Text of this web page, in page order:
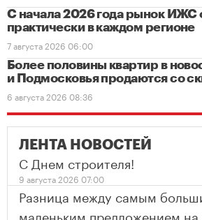
С начала 2026 года рынок ИЖС
практически в каждом регионе
7 августа 2026 06:00
Более половины квартир в
и Подмосковья продаются со
6 августа 2026 08:36
ЛЕНТА НОВОСТЕЙ
С Днем строителя!
9 августа 2026 07:00
Разница между самым
маленьким предложением